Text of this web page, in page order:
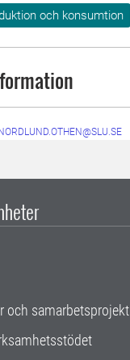
och konsumtion
och samarbetsprojekt